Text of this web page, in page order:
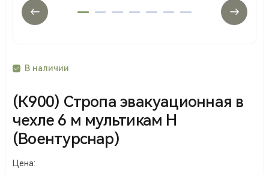
В наличии
(К900) Стропа эвакуационная в
чехле 6 м мультикам Н
(Воентурснар)
Цена: